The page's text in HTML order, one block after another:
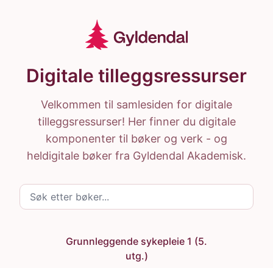
Digitale tilleggsressurser
Velkommen til samlesiden for digitale
tilleggsressurser! Her finner du digitale
komponenter til bøker og verk - og
heldigitale bøker fra Gyldendal Akademisk.
Søk etter bøker
Grunnleggende sykepleie 1 (5.
utg.)